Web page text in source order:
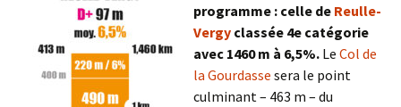
programme : celle de Reulle-
Vergy classée 4e catégorie
avec 1460 m à 6,5%. Le Col de
la Gourdasse sera le point
culminant – 463 m – du